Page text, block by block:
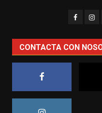
CONTACTA CON